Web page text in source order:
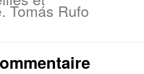
Tomás Rufo